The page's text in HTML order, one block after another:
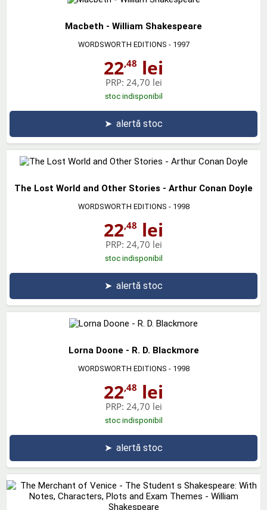
Macbeth - William Shakespeare
WORDSWORTH EDITIONS - 1997
22,48 lei
PRP: 24,70 lei
stoc indisponibil
➤ alertă stoc
The Lost World and Other Stories - Arthur Conan Doyle
WORDSWORTH EDITIONS - 1998
22,48 lei
PRP: 24,70 lei
stoc indisponibil
➤ alertă stoc
Lorna Doone - R. D. Blackmore
WORDSWORTH EDITIONS - 1998
22,48 lei
PRP: 24,70 lei
stoc indisponibil
➤ alertă stoc